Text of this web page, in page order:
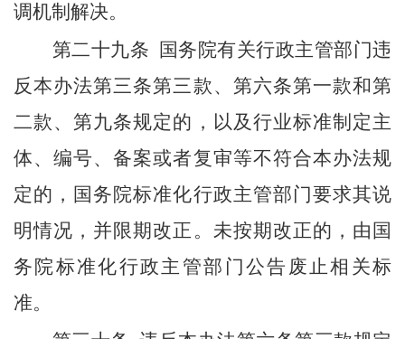
调机制解决。
第二十九条
国务院有关行政主管部门违
反本办法第三条第三款、第六条第一款和第
二款、第九条规定的，以及行业标准制定主
体、编号、备案或者复审等不符合本办法规
定的，国务院标准化行政主管部门要求其说
明情况，并限期改正。未按期改正的，由国
务院标准化行政主管部门公告废止相关标
准。